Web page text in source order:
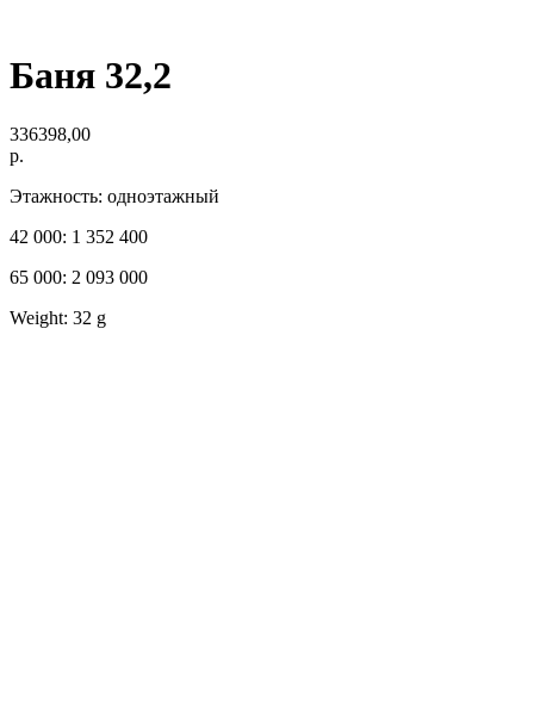
Баня 32,2
336398,00
р.
Этажность: одноэтажный
42 000: 1 352 400
65 000: 2 093 000
Weight: 32 g